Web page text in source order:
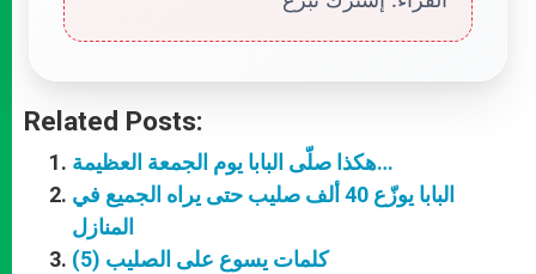
Related Posts:
هكذا صلّى البابا يوم الجمعة العظيمة…
البابا يوزّع 40 ألف صليب حتى يراه الجميع في
المنازل
كلمات يسوع على الصليب (5)